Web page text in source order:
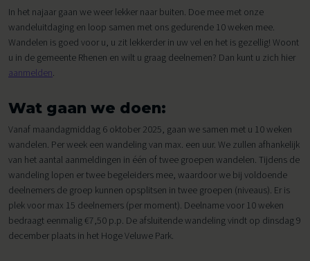
In het najaar gaan we weer lekker naar buiten. Doe mee met onze
wandeluitdaging en loop samen met ons gedurende 10 weken mee.
Wandelen is goed voor u, u zit lekkerder in uw vel en het is gezellig! Woont
u in de gemeente Rhenen en wilt u graag deelnemen? Dan kunt u zich hier
aanmelden.
Wat gaan we doen:
Vanaf maandagmiddag 6 oktober 2025, gaan we samen met u 10 weken
wandelen. Per week een wandeling van max. een uur. We zullen afhankelijk
van het aantal aanmeldingen in één of twee groepen wandelen. Tijdens de
wandeling lopen er twee begeleiders mee, waardoor we bij voldoende
deelnemers de groep kunnen opsplitsen in twee groepen (niveaus). Er is
plek voor max 15 deelnemers (per moment). Deelname voor 10 weken
bedraagt eenmalig €7,50 p.p. De afsluitende wandeling vindt op dinsdag 9
december plaats in het Hoge Veluwe Park.